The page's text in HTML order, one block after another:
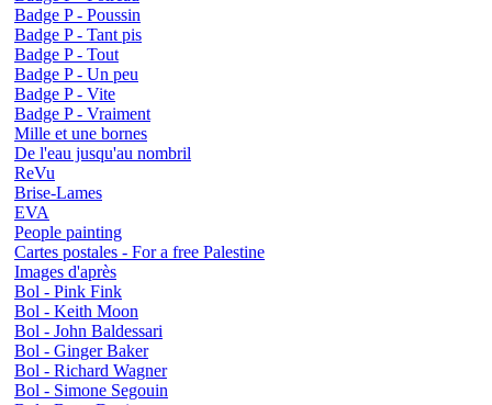
Badge P - Poussin
Badge P - Tant pis
Badge P - Tout
Badge P - Un peu
Badge P - Vite
Badge P - Vraiment
Mille et une bornes
De l'eau jusqu'au nombril
ReVu
Brise-Lames
EVA
People painting
Cartes postales - For a free Palestine
Images d'après
Bol - Pink Fink
Bol - Keith Moon
Bol - John Baldessari
Bol - Ginger Baker
Bol - Richard Wagner
Bol - Simone Segouin